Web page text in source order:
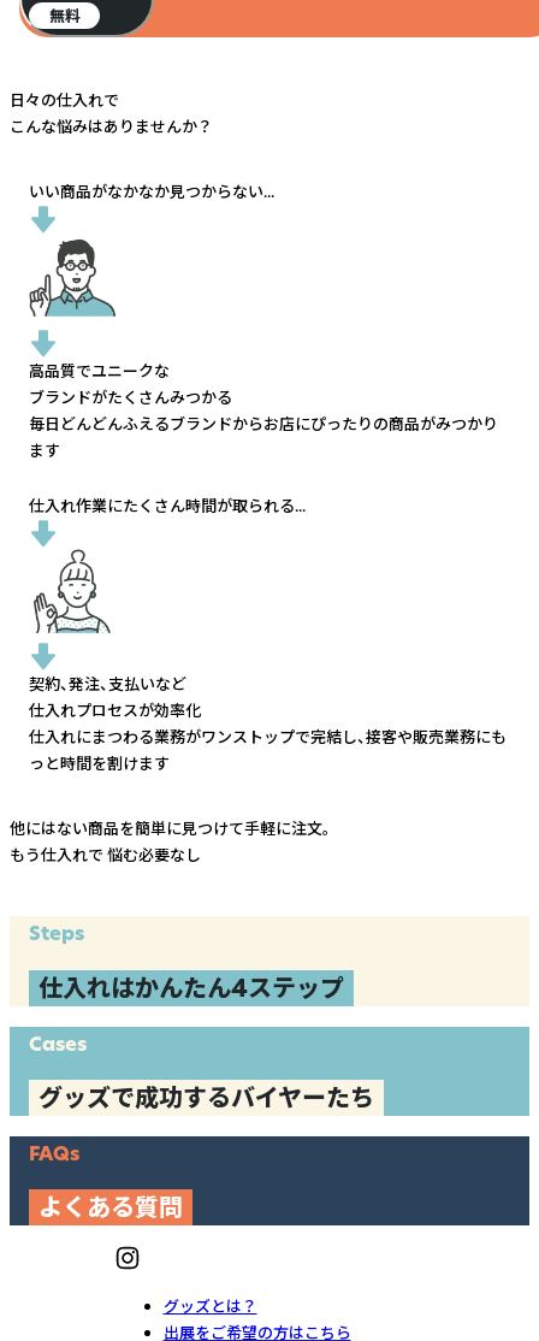
無料
日々の仕入れで
こんな悩みはありませんか？
いい商品がなかなか見つからない...
高品質でユニークな
ブランドがたくさんみつかる
毎日どんどんふえるブランドからお店にぴったりの商品がみつかり
ます
仕入れ作業にたくさん時間が取られる...
契約、発注、支払いなど
仕入れプロセスが効率化
仕入れにまつわる業務がワンストップで完結し、接客や販売業務にも
っと時間を割けます
他にはない商品を簡単に見つけて手軽に注文。
もう仕入れで 悩む必要なし
Steps
仕入れはかんたん4ステップ
Cases
グッズで成功するバイヤーたち
FAQs
よくある質問
グッズとは？
出展をご希望の方はこちら